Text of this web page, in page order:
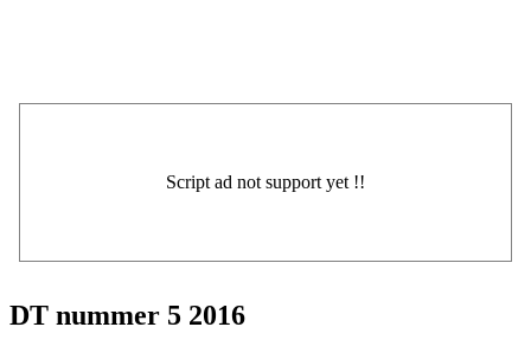
DT nummer 5 2016